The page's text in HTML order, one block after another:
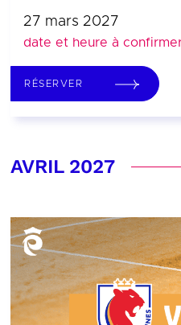
27 mars 2027
date et heure à
RÉSERVER
AVRIL 2027